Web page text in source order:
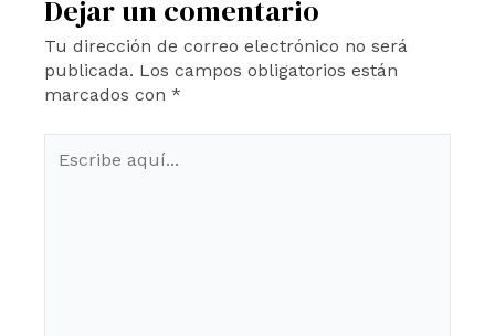
Dejar un comentario
Tu dirección de correo electrónico no será
publicada. Los campos obligatorios están
marcados con *
aquí...